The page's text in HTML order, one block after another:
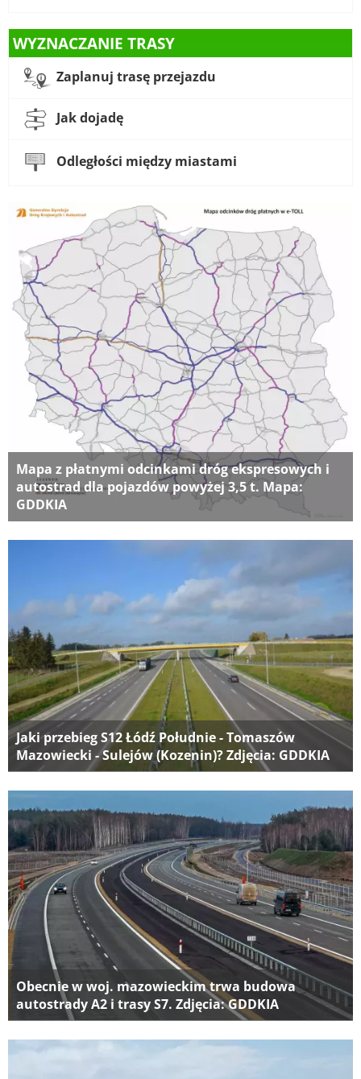
WYZNACZANIE TRASY
Zaplanuj trasę przejazdu
Jak dojadę
Odległości między miastami
Mapa z płatnymi odcinkami dróg ekspresowych i
autostrad dla pojazdów powyżej 3,5 t. Mapa:
GDDKIA
Jaki przebieg S12 Łódź Południe - Tomaszów
Mazowiecki - Sulejów (Kozenin)? Zdjęcia: GDDKIA
Obecnie w woj. mazowieckim trwa budowa
autostrady A2 i trasy S7. Zdjęcia: GDDKIA